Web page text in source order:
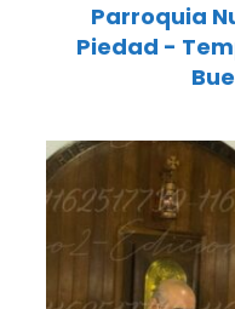
Parroquia
Piedad -